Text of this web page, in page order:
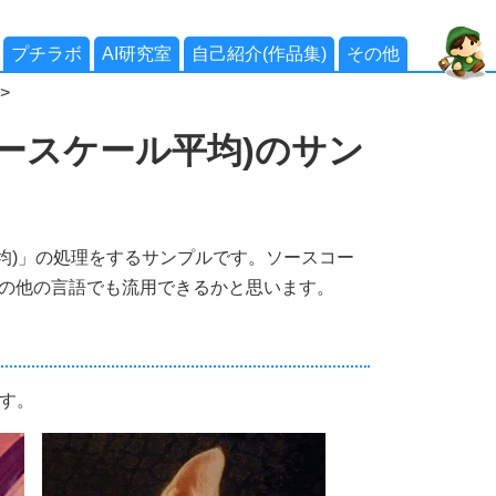
プチラボ AI研究室 自己紹介(作品集) その他
スケール平均)のサン
)」の処理をするサンプルです。ソースコー
他の言語でも流用できるかと思います。
。